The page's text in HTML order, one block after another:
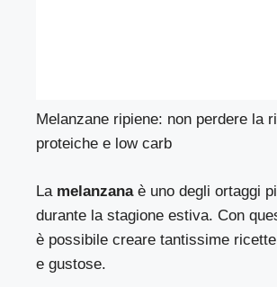
Melanzane ripiene: non perdere la
proteiche e low carb
La melanzanaè uno degli ortaggi
durante la stagione estiva. Con
è possibile creare tantissime
e gustose.